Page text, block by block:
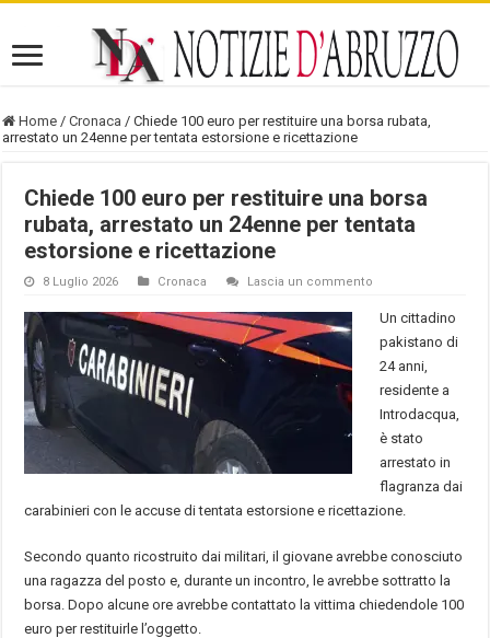
Home / Cronaca / Chiede 100 euro per restituire una borsa rubata,
arrestato un 24enne per tentata estorsione e ricettazione
Chiede 100 euro per restituire una borsa
rubata, arrestato un 24enne per tentata
estorsione e ricettazione
8 Luglio 2026 Cronaca Lascia un commento
Un cittadino
pakistano di
24 anni,
residente a
Introdacqua,
è stato
arrestato in
flagranza dai
carabinieri con le accuse di tentata estorsione e ricettazione.
Secondo quanto ricostruito dai militari, il giovane avrebbe conosciuto
una ragazza del posto e, durante un incontro, le avrebbe sottratto la
borsa. Dopo alcune ore avrebbe contattato la vittima chiedendole 100
euro per restituirle l’oggetto.